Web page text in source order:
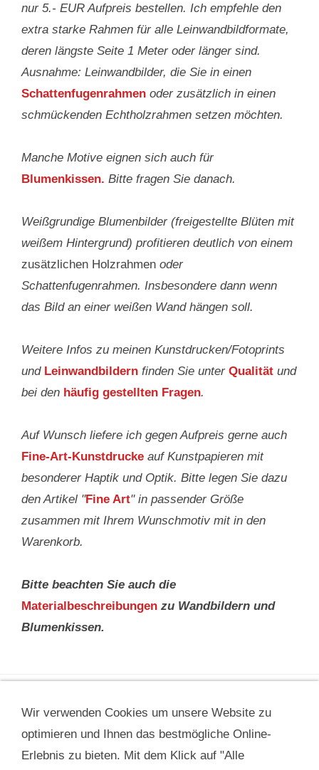
nur 5.- EUR Aufpreis bestellen. Ich empfehle den
extra starke Rahmen für alle Leinwandbildformate,
deren längste Seite 1 Meter oder länger sind.
Ausnahme: Leinwandbilder, die Sie in einen
Schattenfugenrahmen oder zusätzlich in einen
schmückenden Echtholzrahmen setzen möchten.
Manche Motive eignen sich auch für
Blumenkissen. Bitte fragen Sie danach.
Weißgrundige Blumenbilder (freigestellte Blüten mit
weißem Hintergrund) profitieren deutlich von einem
zusätzlichen Holzrahmen oder
Schattenfugenrahmen. Insbesondere dann wenn
das Bild an einer weißen Wand hängen soll.
Weitere Infos zu meinen Kunstdrucken/Fotoprints
und Leinwandbildern finden Sie unter Qualität und
bei den häufig gestellten Fragen.
Auf Wunsch liefere ich gegen Aufpreis gerne auch
Fine-Art-Kunstdrucke auf Kunstpapieren mit
besonderer Haptik und Optik. Bitte legen Sie dazu
den Artikel "Fine Art" in passender Größe
zusammen mit Ihrem Wunschmotiv mit in den
Warenkorb.
Bitte beachten Sie auch die
Materialbeschreibungen zu Wandbildern und
Blumenkissen.
IMPRESSUM & KONTAKT
DATENSCHUTZ
INFOTHEK
BLOGS FÜR BLUMENFREUNDE
VIDEOS
AGB
FAQ
Wir verwenden Cookies um unsere Website zu
optimieren und Ihnen das bestmögliche Online-
Erlebnis zu bieten. Mit dem Klick auf "Alle